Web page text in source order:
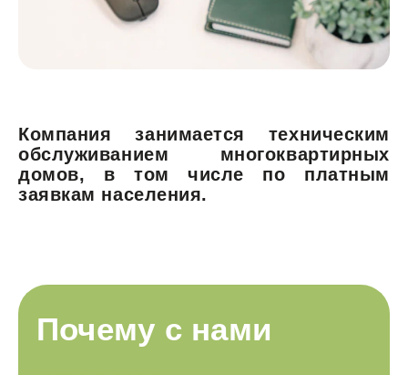
Компания занимается техническим
обслуживанием многоквартирных
домов, в том числе по платным
заявкам населения.
Почему с нами